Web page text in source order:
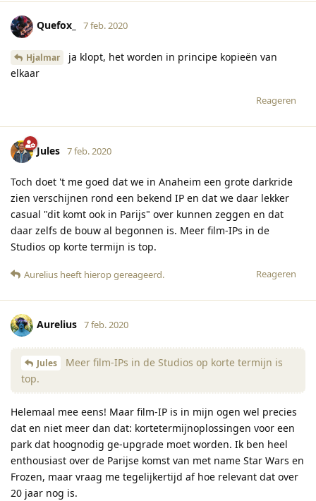
Quefox_ 7 feb. 2020
Hjalmar
ja klopt, het worden in principe kopieën van
elkaar
Reageren
Jules 7 feb. 2020
Toch doet 't me goed dat we in Anaheim een grote darkride
zien verschijnen rond een bekend IP en dat we daar lekker
casual "dit komt ook in Parijs" over kunnen zeggen en dat
daar zelfs de bouw al begonnen is. Meer film-IPs in de
Studios op korte termijn is top.
Reageren
Aurelius heeft hierop gereageerd.
Aurelius 7 feb. 2020
Jules
Meer film-IPs in de Studios op korte termijn is
top.
Helemaal mee eens! Maar film-IP is in mijn ogen wel precies
dat en niet meer dan dat: kortetermijnoplossingen voor een
park dat hoognodig ge-upgrade moet worden. Ik ben heel
enthousiast over de Parijse komst van met name Star Wars en
Frozen, maar vraag me tegelijkertijd af hoe relevant dat over
20 jaar nog is.